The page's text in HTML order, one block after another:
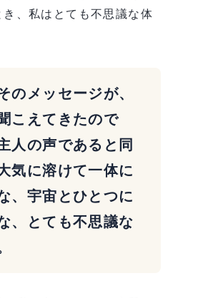
、私はとても不思議な体
のメッセージが、
こえてきたので
人の声であると同
気に溶けて一体に
、宇宙とひとつに
、とても不思議な